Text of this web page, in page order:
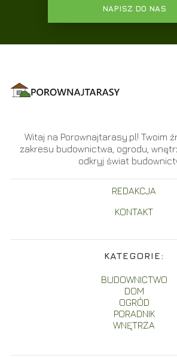
NAPISZ DO NAS
Witaj na Porownajtarasy.pl! Twoim
zakresu budownictwa, ogrodu,
odkryj świat
REDAKCJA
KONTAKT
KATEGORIE:
BUDOWNICTWO
DOM
OGRÓD
PORADNIK
WNĘTRZA